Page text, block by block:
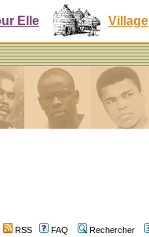
Elle Village
RSS FAQ
Rechercher